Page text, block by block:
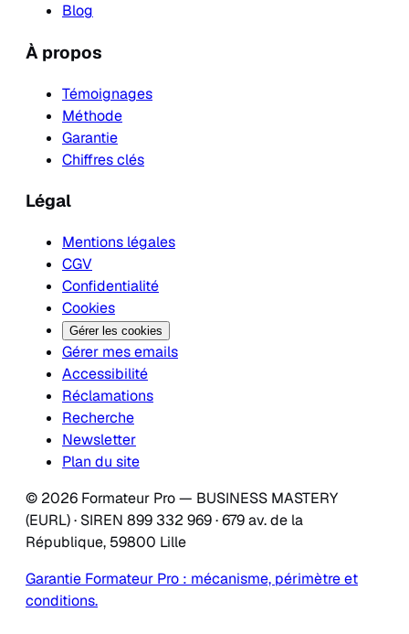
Blog
À propos
Témoignages
Méthode
Garantie
Chiffres clés
Légal
Mentions légales
CGV
Confidentialité
Cookies
Gérer les cookies
Gérer mes emails
Accessibilité
Réclamations
Recherche
Newsletter
Plan du site
© 2026 Formateur Pro — BUSINESS MASTERY
(EURL) · SIREN 899 332 969 · 679 av. de la
République, 59800 Lille
Garantie Formateur Pro : mécanisme, périmètre et
conditions.